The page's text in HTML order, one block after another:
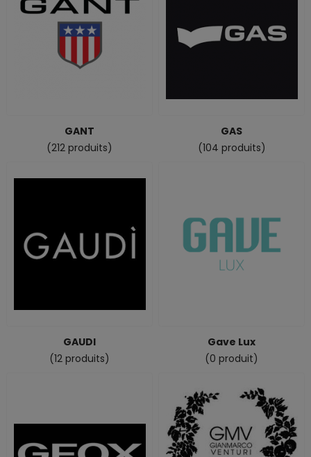
GANT
(212 produits)
GAS
(104 produits)
GAUDI
(12 produits)
Gave Lux
(0 produit)